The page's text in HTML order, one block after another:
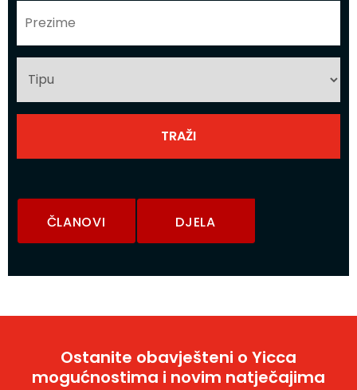
ČLANOVI DJELA
Ostanite obavješteni o Yicca
mogućnostima i novim natječajima